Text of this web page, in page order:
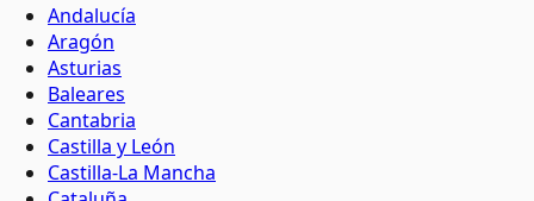
Andalucía
Aragón
Asturias
Baleares
Cantabria
Castilla y León
Castilla-La Mancha